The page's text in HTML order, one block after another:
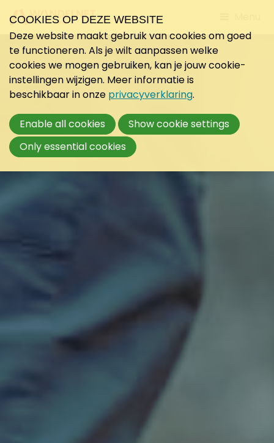
to
COOKIES OP DEZE WEBSITE
Deze website maakt gebruik van cookies om goed
te functioneren. Als je wilt aanpassen welke
cookies we mogen gebruiken, kan je jouw cookie-
instellingen wijzigen. Meer informatie is
beschikbaar in onze privacyverklaring.
Enable all cookies
Show cookie settings
Only essential cookies